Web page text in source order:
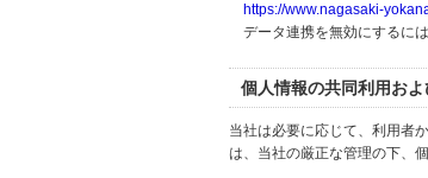
https://www.nagasaki-
データ連携を無効にするに
個人情報の共同利用お
当社は必要に応じて、利用者
は、当社の厳正な管理の下、